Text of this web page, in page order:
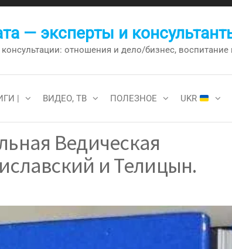
— эксперты и
отношения и дело/бизнес, воспитание
| ВИДЕО, ТВ ПОЛЕЗНОЕ UKR
Ведическая
и Телицын.